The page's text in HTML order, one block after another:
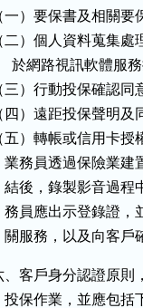
一）要保書及相關要
二）個人資料蒐集處
於網路視訊軟體
三）行動投保確認同
四）遠距投保聲明及
五）轉帳或信用卡授
業務員透過保險業
結後，錄製影音過
務員應出示登錄證
關服務，以及向客
、客戶身分認證原則
投保作業，並應包括